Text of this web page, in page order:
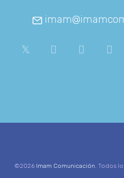
©2026 Imam Comunicación. Todos